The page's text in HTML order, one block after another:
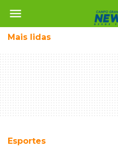
menu
Mais lidas
Esportes